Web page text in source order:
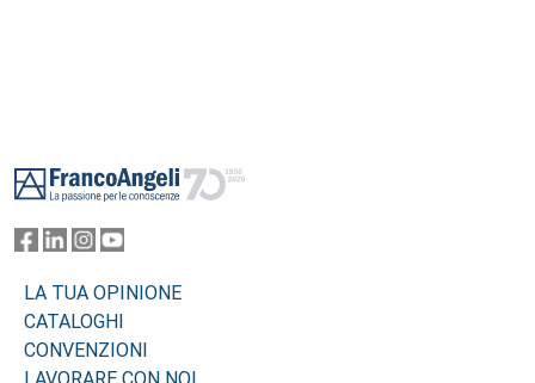
LA TUA OPINIONE
CATALOGHI
CONVENZIONI